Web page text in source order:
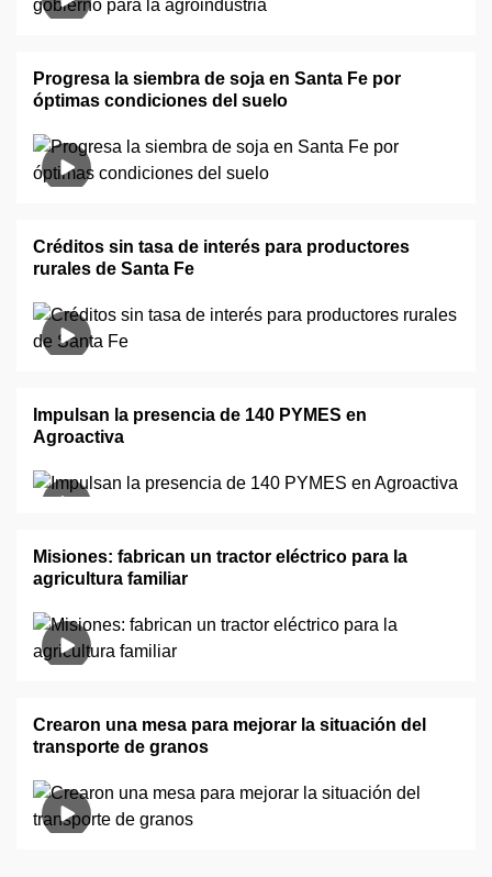
Progresa la siembra de soja en Santa Fe por
óptimas condiciones del suelo
Créditos sin tasa de interés para productores
rurales de Santa Fe
Impulsan la presencia de 140 PYMES en
Agroactiva
Misiones: fabrican un tractor eléctrico para la
agricultura familiar
Crearon una mesa para mejorar la situación del
transporte de granos